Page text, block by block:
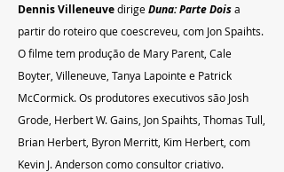
Dennis Villeneuve dirige Duna: Parte Dois a
partir do roteiro que coescreveu, com Jon Spaihts.
O filme tem produção de Mary Parent, Cale
Boyter, Villeneuve, Tanya Lapointe e Patrick
McCormick. Os produtores executivos são Josh
Grode, Herbert W. Gains, Jon Spaihts, Thomas Tull,
Brian Herbert, Byron Merritt, Kim Herbert, com
Kevin J. Anderson como consultor criativo.